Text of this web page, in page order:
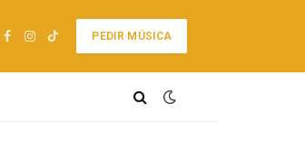
Facebook
Instagram
TikTok
PEDIR MÚSICA